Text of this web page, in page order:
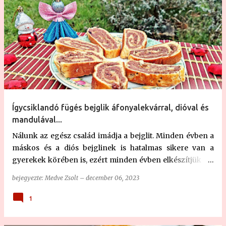
Ígycsiklandó fügés bejglik áfonyalekvárral, dióval és
mandulával...
Nálunk az egész család imádja a bejglit. Minden évben a
máskos és a diós bejglinek is hatalmas sikere van a
gyerekek körében is, ezért minden évben elkészítjük ezt
egyet a dolgon. Nem titok, hogy az utóbbi években
nagyon rákkattantam a fügére. Annyira, hogy füge-
bejegyezte:Medve Zsolt – december 06, 2023
1